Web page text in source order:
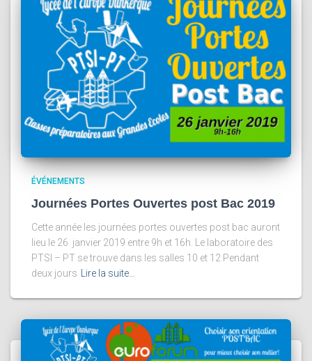
ÉVÉNEMENTS
Journées Portes Ouvertes post Bac 2019
Cette année les journées portes ouvertes post bac auront
lieu le 26 janvier 2019 entre 9h et 16h. Le laboratoire des
PTSI – PT se trouve dans les salles 10 et 12 Pendant
deux jours
Lire la suite…